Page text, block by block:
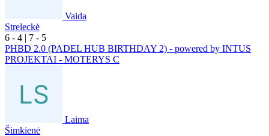
Vaida
Streleckė
6 - 4 | 7 - 5
PHBD 2.0 (PADEL HUB BIRTHDAY 2) - powered by INTUS
PROJEKTAI - MOTERYS C
Laima
Šimkienė